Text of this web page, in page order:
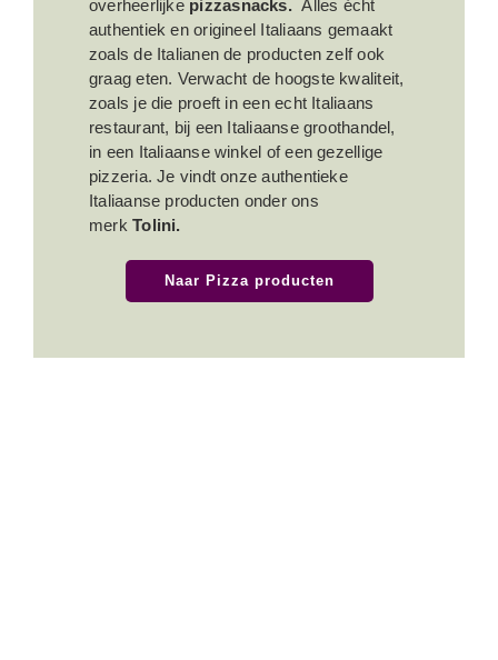
overheerlijke pizzasnacks. Alles écht
authentiek en origineel Italiaans gemaakt
zoals de Italianen de producten zelf ook
graag eten. Verwacht de hoogste kwaliteit,
zoals je die proeft in een echt Italiaans
restaurant, bij een Italiaanse groothandel,
in een Italiaanse winkel of een gezellige
pizzeria. Je vindt onze authentieke
Italiaanse producten onder ons
merkTolini.
Naar Pizza producten